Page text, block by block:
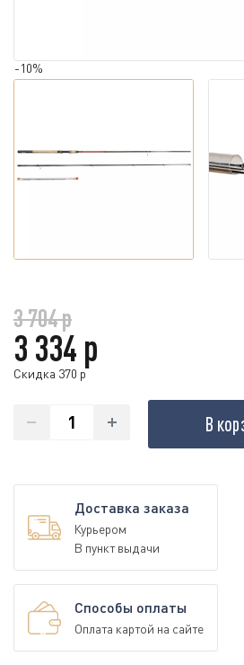
-10%
3 704 р
3 334 р
Скидка 370 р
В
Доставка заказа
Курьером
В пункт выдачи
Способы оплаты
Оплата картой на сайте